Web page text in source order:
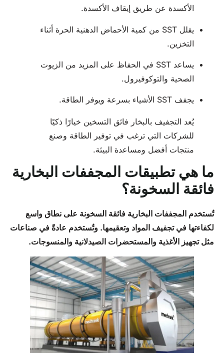
الأكسدة عن طريق إيقاف الأكسدة.
يقلل SST من كمية الأحماض الدهنية الحرة أثناء
التخزين.
يساعد SST في الحفاظ على المزيد من الزيوت
الصحية والتوكوفيرول.
يجفف SST الأشياء بسرعة ويوفر الطاقة.
يُعد التجفيف بالبخار فائق التسخين خيارًا ذكيًا
للشركات التي ترغب في توفير الطاقة وصنع
منتجات أفضل ومساعدة البيئة.
ما هي تطبيقات المجففات البخارية
فائقة السخونة؟
تُستخدم المجففات البخارية فائقة السخونة على نطاق واسع
لكفاءتها في تجفيف المواد وتعقيمها. وتُستخدم عادةً في صناعات
مثل تجهيز الأغذية والمستحضرات الصيدلانية والمنسوجات.